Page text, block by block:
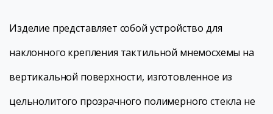
Изделие представляет собой устройство для
наклонного крепления тактильной мнемосхемы на
вертикальной поверхности, изготовленное из
цельнолитого прозрачного полимерного стекла не